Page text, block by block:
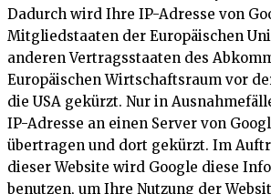
Dadurch wird Ihre IP-Adresse von
Mitgliedstaaten der Europäischen
anderen Vertragsstaaten des
Europäischen Wirtschaftsraum vor
die USA gekürzt. Nur in
IP-Adresse an einen Server von
übertragen und dort gekürzt. Im
dieser Website wird Google diese
benutzen, um Ihre Nutzung der